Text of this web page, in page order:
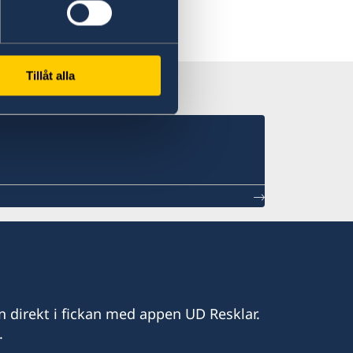
Tillåt alla
i fickan med appen UD Resklar.